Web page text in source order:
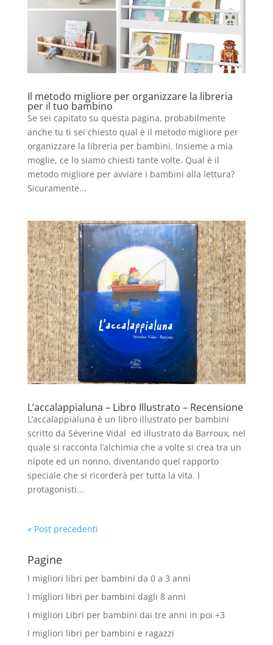
Il metodo migliore per organizzare la libreria
per il tuo bambino
Se sei capitato su questa pagina, probabilmente
anche tu ti sei chiesto qual è il metodo migliore per
organizzare la libreria per bambini. Insieme a mia
moglie, ce lo siamo chiesti tante volte. Qual è il
metodo migliore per avviare i bambini alla lettura?
Sicuramente...
L’accalappialuna – Libro Illustrato – Recensione
L’accalappialuna è un libro illustrato per bambini
scritto da Séverine Vidal ed illustrato da Barroux, nel
quale si racconta l’alchimia che a volte si crea tra un
nipote ed un nonno, diventando quel rapporto
speciale che si ricorderà per tutta la vita. I
protagonisti...
« Post precedenti
Pagine
I migliori libri per bambini da 0 a 3 anni
I migliori libri per bambini dagli 8 anni
I migliori Libri per bambini dai tre anni in poi +3
I migliori libri per bambini e ragazzi